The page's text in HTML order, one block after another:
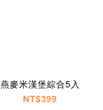
燕麥米漢堡綜合5入
NT$399